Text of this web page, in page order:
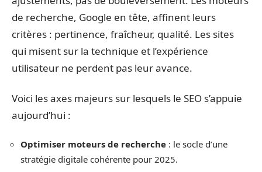
de recherche, Google en tête, affinent leurs
critères : pertinence, fraîcheur, qualité. Les sites
qui misent sur la technique et l’expérience
utilisateur ne perdent pas leur avance.
Voici les axes majeurs sur lesquels le SEO s’appuie
aujourd’hui :
Optimiser moteurs de recherche : le socle d’une
stratégie digitale cohérente pour 2025.